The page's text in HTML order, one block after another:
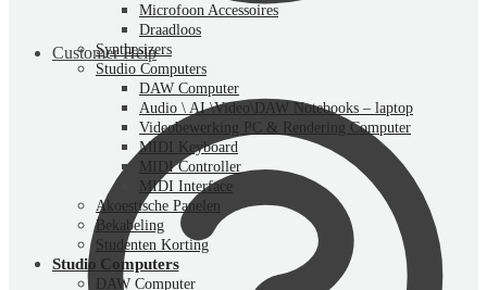
Customer Help
Microfoon Accessoires
Draadloos
Synthesizers
Studio Computers
DAW Computer
Audio \ AI \Video\DAW Notebooks – laptop
Videobewerking PC & Rendering Computer
MIDI Keyboard
MIDI Controller
MIDI Interface
Akoestische Panelen
Bekabeling
Studenten Korting
Studio Computers
DAW Computer